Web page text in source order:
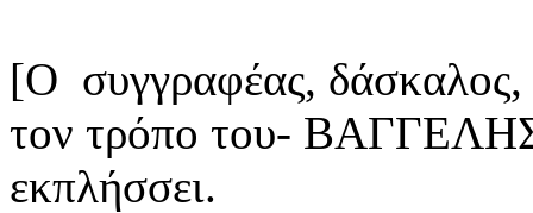
[Ο συγγραφέας, δάσκαλος,
τον τρόπο του-
εκπλήσσει.